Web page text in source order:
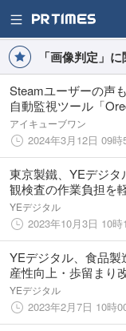
「画像判定」
Steamユーザーの声
自動監視ツール「
プデート
アイキューブワン
2024年3月12日 09時
東京製鐵、YEデジ
観検査の作業負担を
YEデジタル
2023年10月3日 10時
YEデジタル、食品
産性向上・歩留まり
得と活用」 を3/3開催
YEデジタル
2023年2月7日 10時